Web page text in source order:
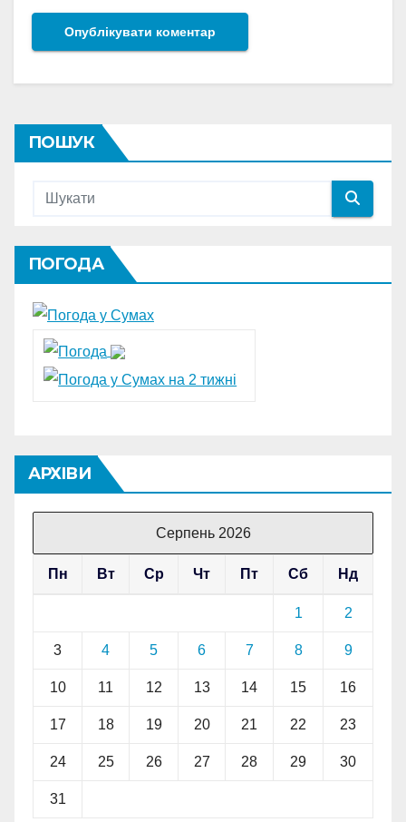
ПОШУК
ПОГОДА
АРХІВИ
Серпень 2026
Пн Вт Ср Чт Пт Сб Нд
1 2
3 4 5 6 7 8 9
10 11 12 13 14 15 16
17 18 19 20 21 22 23
24 25 26 27 28 29 30
31